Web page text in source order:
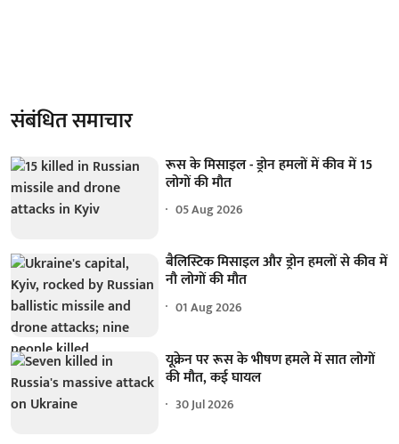
संबंधित समाचार
रूस के मिसाइल - ड्रोन हमलों में कीव में 15
लोगों की मौत
05 Aug 2026
बैलिस्टिक मिसाइल और ड्रोन हमलों से कीव में
नौ लोगों की मौत
01 Aug 2026
यूक्रेन पर रूस के भीषण हमले में सात लोगों
की मौत, कई घायल
30 Jul 2026